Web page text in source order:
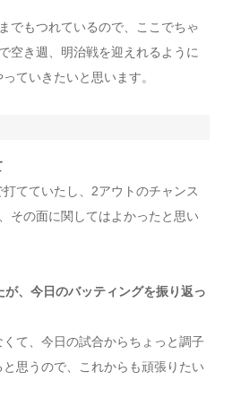
でもつれているので、ここでちゃ
空き週、明治戦を迎えれるように
ていきたいと思います。
てていたし、2アウトのチャンス
その面に関してはよかったと思い
、今日のバッティングを振り返っ
て、今日の試合からちょっと調子
思うので、これからも頑張りたい